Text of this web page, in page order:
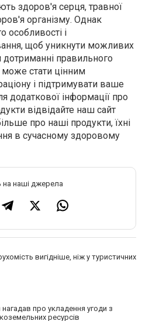
здоров'я серця, травної
організму. Однак
особливості і
щоб уникнути можливих
дотриманні правильного
стати цінним
і підтримувати ваше
додаткової інформації про
відвідайте наш сайт
про наші продукти, їхні
в сучасному здоровому
на наші джерела
вигідніше, ніж у туристичних
про укладення угоди з
ресурсів